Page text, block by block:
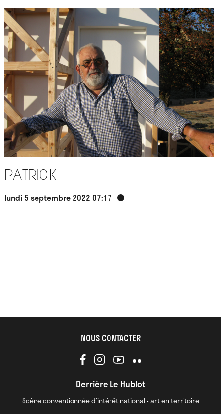
Patrick
lundi 5 septembre 2022 07:17
NOUS CONTACTER
Derrière Le Hublot
Scène conventionnée d’intérêt national - art en territoire